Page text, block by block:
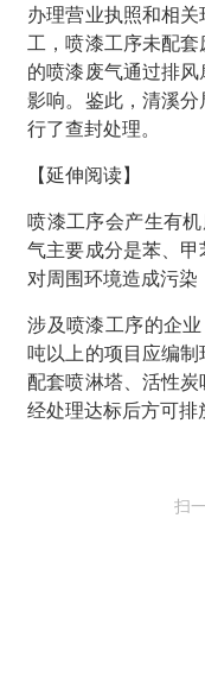
办理营业执照和相
工，喷漆工序未配
的喷漆废气通过排
影响。鉴此，清溪
行了查封处理。
【延伸阅读】
喷漆工序会产生有
气主要成分是苯、
对周围环境造成污染
涉及喷漆工序的企
吨以上的项目应编
配套喷淋塔、活性
经处理达标后方可排
扫